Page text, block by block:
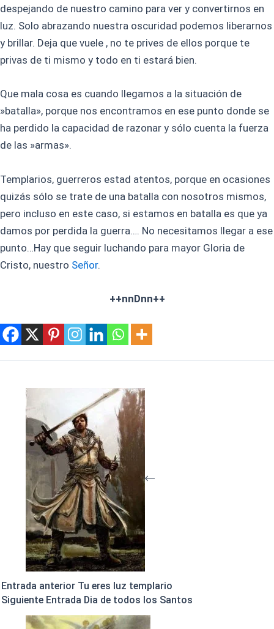
despejando de nuestro camino para ver y convertirnos en
luz. Solo abrazando nuestra oscuridad podemos liberarnos
y brillar. Deja que vuele , no te prives de ellos porque te
privas de ti mismo y todo en ti estará bien.
Que mala cosa es cuando llegamos a la situación de
»batalla», porque nos encontramos en ese punto donde se
ha perdido la capacidad de razonar y sólo cuenta la fuerza
de las »armas».
Templarios, guerreros estad atentos, porque en ocasiones
quizás sólo se trate de una batalla con nosotros mismos,
pero incluso en este caso, si estamos en batalla es que ya
damos por perdida la guerra…. No necesitamos llegar a ese
punto…Hay que seguir luchando para mayor Gloria de
Cristo, nuestro Señor.
++nnDnn++
Entrada anterior Tu eres luz templario
Siguiente Entrada Dia de todos los Santos